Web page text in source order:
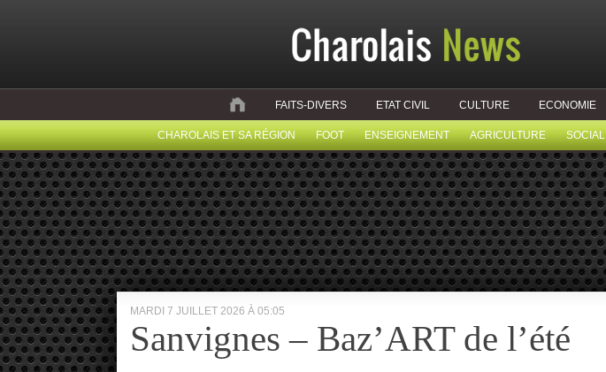
FAITS-DIVERS ETAT CIVIL CULTURE ECONOMIE
CHAROLAIS ET SA RÉGION FOOT ENSEIGNEMENT AGRICULTURE SOCIAL
MARDI 7 JUILLET 2026 À 05:05
Sanvignes – Baz’ART de l’été